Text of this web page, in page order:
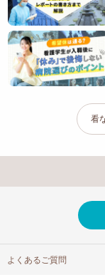
看
よくあるご質問